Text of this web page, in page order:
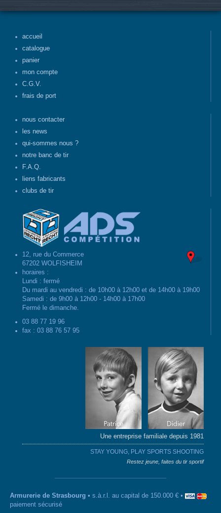
accueil
catalogue
panier
mon compte
C.G.V.
frais de port
nous contacter
les news
qui-sommes nous ?
notre banc de tir
F.A.Q.
liens fabricants
clubs de tir
12, rue du Commerce
67202 WOLFISHEIM
horaires :
Lundi : fermé
Du mardi au vendredi : de 10h00 à 12h00 et de 14h00 à 19h00
Samedi : de 9h00 à 12h00 - 14h00 à 17h00
Fermé le dimanche.
03 88 77 19 96
fax : 03 88 76 57 95
Une entreprise familiale depuis 1981
STAY YOUNG, PLAY SPORTS SHOOTING
Restez jeune, faites du tir sportif
Armurerie de Strasbourg • s.à.r.l. au capital de 150.000 € •
paiement sécurisé